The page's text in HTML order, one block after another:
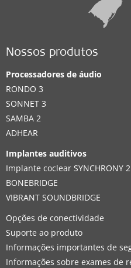
Nossos produtos
Processadores de áudio
RONDO 3
SONNET 3
SAMBA 2
ADHEAR
Implantes auditivos
Implante coclear SYNCHRONY 2
BONEBRIDGE
VIBRANT SOUNDBRIDGE
Opções de conectividade
Suporte ao produto
Informações importantes de
Informações sobre exames de